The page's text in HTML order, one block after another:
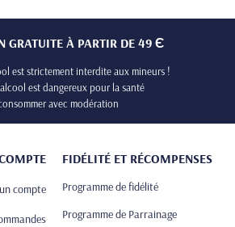
GRATUITE À PARTIR DE 49 Є
est strictement interdite aux mineurs !
est dangereux pour la santé
avec modération
compte
FIDÉLITÉ ET RÉCOMPENSES
Programme de fidélité
Programme de Parrainage